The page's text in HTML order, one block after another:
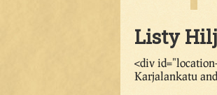
Listy
<div
Karjalankatu